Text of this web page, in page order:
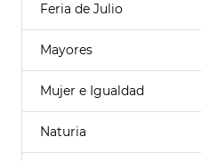
Feria de Julio
Mayores
Mujer e Igualdad
Naturia